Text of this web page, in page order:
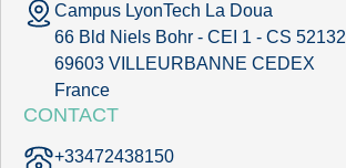
Campus LyonTech La Doua
66 Bld Niels Bohr - CEI 1 - CS 52132
69603 VILLEURBANNE CEDEX
France
CONTACT
+33472438150